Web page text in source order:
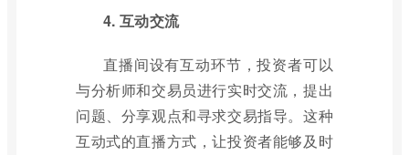
4. 互动交流
直播间设有互动环节，投资者可以
与分析师和交易员进行实时交流，提出
问题、分享观点和寻求交易指导。这种
互动式的直播方式，让投资者能够及时